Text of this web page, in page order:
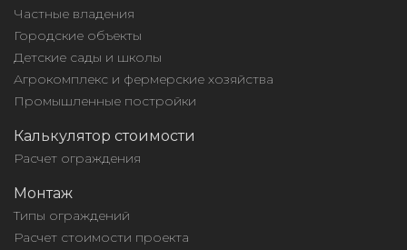
Частные владения
Городские объекты
Детские сады и школы
Агрокомплекс и фермерские хозяйства
Промышленные постройки
Калькулятор стоимости
Расчет ограждения
Монтаж
Типы ограждений
Расчет стоимости проекта